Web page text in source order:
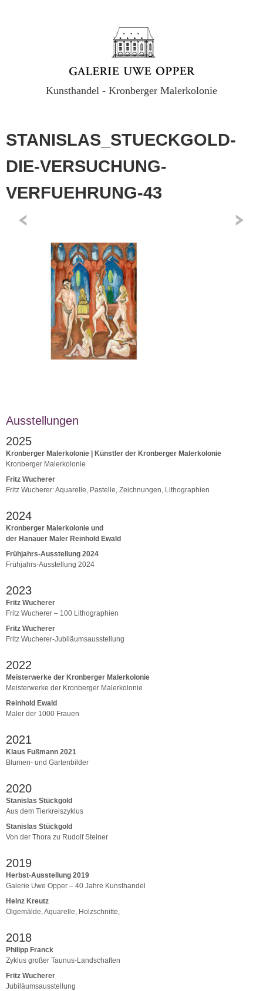
Kunsthandel - Kronberger Malerkolonie
STANISLAS_STUECKGOLD-
DIE-VERSUCHUNG-
VERFUEHRUNG-43
Ausstellungen
2025
Kronberger Malerkolonie | Künstler der Kronberger Malerkolonie
Kronberger Malerkolonie
Fritz Wucherer
Fritz Wucherer: Aquarelle, Pastelle, Zeichnungen, Lithographien
2024
Kronberger Malerkolonie und
der Hanauer Maler Reinhold Ewald
Frühjahrs-Ausstellung 2024
Frühjahrs-Ausstellung 2024
2023
Fritz Wucherer
Fritz Wucherer – 100 Lithographien
Fritz Wucherer
Fritz Wucherer-Jubiläumsausstellung
2022
Meisterwerke der Kronberger Malerkolonie
Meisterwerke der Kronberger Malerkolonie
Reinhold Ewald
Maler der 1000 Frauen
2021
Klaus Fußmann 2021
Blumen- und Gartenbilder
2020
Stanislas Stückgold
Aus dem Tierkreiszyklus
Stanislas Stückgold
Von der Thora zu Rudolf Steiner
2019
Herbst-Ausstellung 2019
Galerie Uwe Opper – 40 Jahre Kunsthandel
Heinz Kreutz
Ölgemälde, Aquarelle, Holzschnitte,
2018
Philipp Franck
Zyklus großer Taunus-Landschaften
Fritz Wucherer
Jubiläumsausstellung